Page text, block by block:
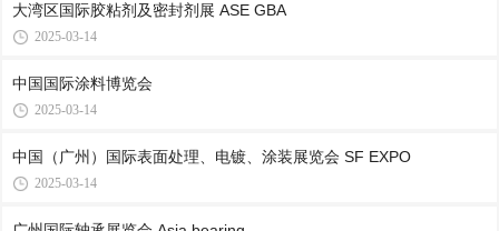
大湾区国际胶粘剂及密封剂展 ASE GBA
2025-03-14
中国国际涂料博览会
2025-03-14
中国（广州）国际表面处理、电镀、涂装展览会 SF EXPO
2025-03-14